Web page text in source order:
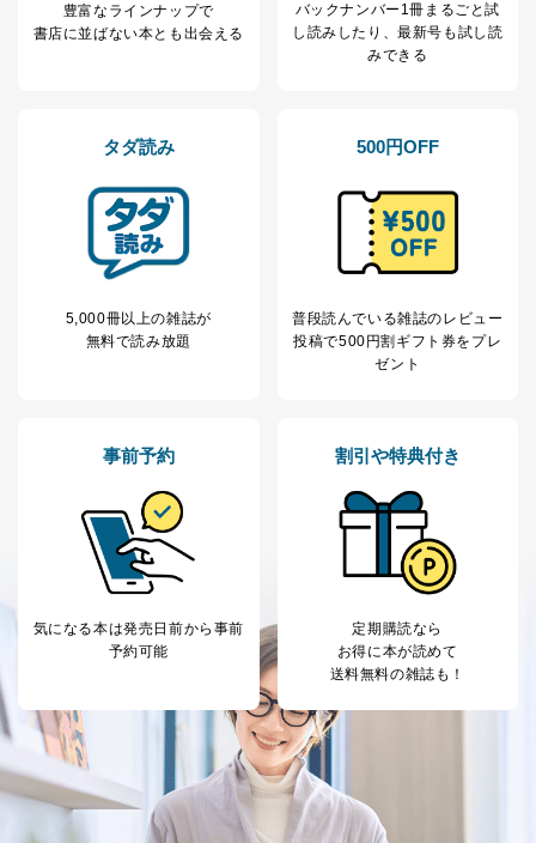
豊富なラインナップで
書店に並ばない本とも出会える
バックナンバー1冊まるごと試
し読み したり、最新号も試し読
みできる
タダ読み
5,000冊以上の雑誌が
無料で読み放題
500円OFF
普段読んでいる雑誌のレビュー
投稿で500円割ギフト券をプレ
ゼント
事前予約
気になる本は発売日前から事前
予約可能
割引や特典付き
定期購読なら
お得に本が読めて
送料無料の雑誌も！